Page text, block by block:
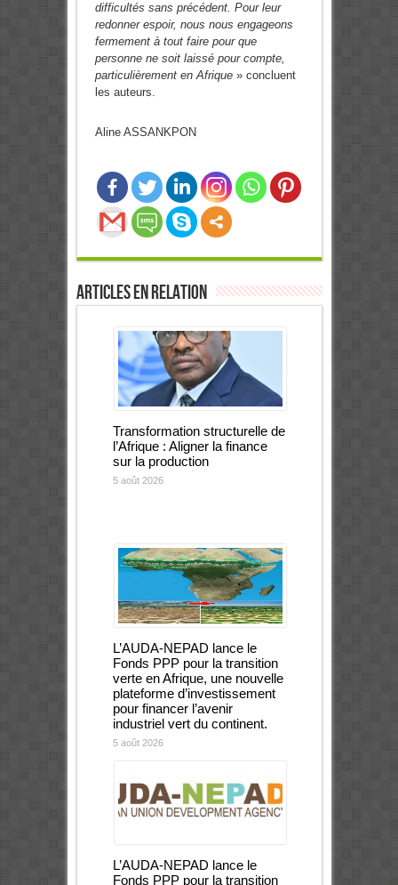
difficultés sans précédent. Pour leur
redonner espoir, nous nous engageons
fermement à tout faire pour que
personne ne soit laissé pour compte,
particulièrement en Afrique» concluent
les auteurs.
Aline ASSANKPON
Articles en relation
Transformation structurelle de
l’Afrique : Aligner la finance
sur la production
5 août 2026
L’AUDA-NEPAD lance le
Fonds PPP pour la transition
verte en Afrique, une nouvelle
plateforme d’investissement
pour financer l’avenir
industriel vert du continent.
5 août 2026
L’AUDA-NEPAD lance le
Fonds PPP pour la transition